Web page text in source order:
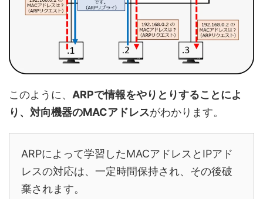
このように、 ARPで情報をやりとりすることによ
り、対向機器のMACアドレスがわかります。
ARPによって学習したMACアドレスとIPアド
レスの対応は、一定時間保持され、その後破
棄されます。